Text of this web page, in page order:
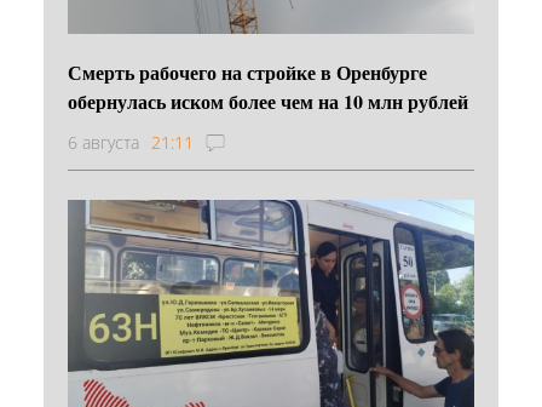
Смерть рабочего на стройке в Оренбурге
обернулась иском более чем на 10 млн рублей
6 августа 21:11